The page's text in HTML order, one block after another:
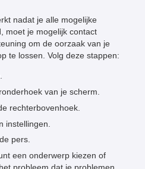
nadat je alle mogelijke
moet je mogelijk contact
om de oorzaak van je
te lossen. Volg deze stappen:
van je scherm.
rechterbovenhoek.
instellingen.
pers.
een onderwerp kiezen of